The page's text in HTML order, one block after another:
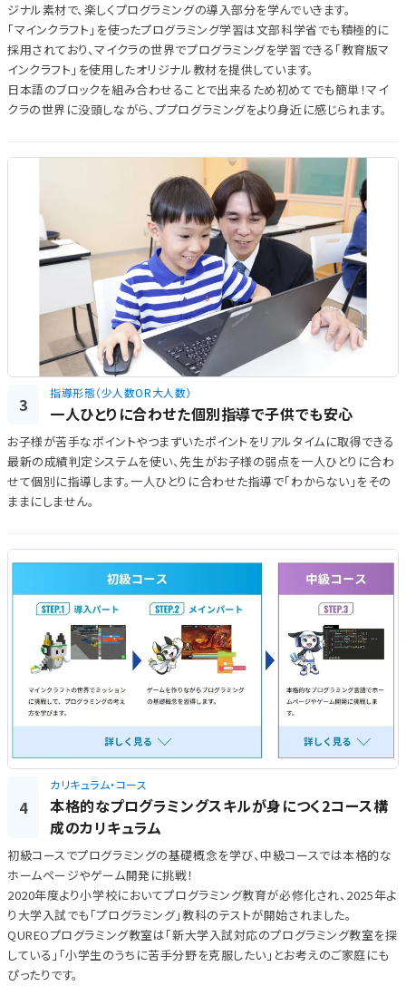
ジナル素材で、楽しくプログラミングの導入部分を学んでいきます。
「マインクラフト」を使ったプログラミング学習は文部科学省でも積極的に
採用されており、マイクラの世界でプログラミングを学習できる「教育版マ
インクラフト」を使用したオリジナル教材を提供しています。
日本語のブロックを組み合わせることで出来るため初めてでも簡単！マイ
クラの世界に没頭しながら、ププログラミングをより身近に感じられます。
3
指導形態（少人数OR大人数）
一人ひとりに合わせた個別指導で子供でも安心
お子様が苦手なポイントやつまずいたポイントをリアルタイムに取得できる
最新の成績判定システムを使い、先生がお子様の弱点を一人ひとりに合わ
せて個別に指導します。一人ひとりに合わせた指導で「わからない」をその
ままにしません。
4
カリキュラム・コース
本格的なプログラミングスキルが身につく2コース構
成のカリキュラム
初級コースでプログラミングの基礎概念を学び、中級コースでは本格的な
ホームページやゲーム開発に挑戦！
2020年度より小学校においてプログラミング教育が必修化され、2025年よ
り大学入試でも「プログラミング」教科のテストが開始されました。
QUREOプログラミング教室は「新大学入試対応のプログラミング教室を探
している」「小学生のうちに苦手分野を克服したい」とお考えのご家庭にも
ぴったりです。